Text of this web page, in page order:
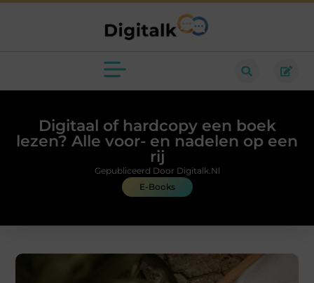
Digitaal of hardcopy een boek
lezen? Alle voor- en nadelen op een
rij
E-Books
Gepubliceerd Door Digitalk.nl